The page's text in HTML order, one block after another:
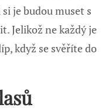
je budou muset s
Jelikož ne každý je
když se svěříte do